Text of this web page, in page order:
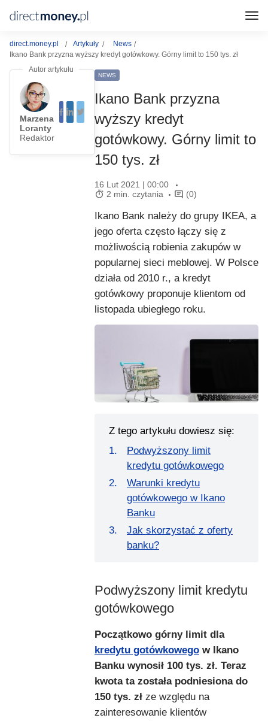
direct.money.pl Artykuły
News
Ikano Bank przyzna wyższy kredyt gotówkowy. Górny limit to 150 tys. zł
Marzena
Loranty
Redaktor
NEWS
Ikano Bank przyzna
wyższy kredyt
gotówkowy. Górny limit to
150 tys. zł
16 Lut 2021 | 00:00
2 min. czytania
(0)
Ikano Bank należy do grupy IKEA, a
jego oferta często łączy się z
możliwością robienia zakupów w
popularnej sieci meblowej. W Polsce
działa od 2010 r., a kredyt
gotówkowy proponuje klientom od
listopada ubiegłego roku.
Z tego artykułu dowiesz się:
Podwyższony limit
kredytu gotówkowego
Warunki kredytu
gotówkowego w Ikano
Banku
Jak skorzystać z oferty
banku?
Podwyższony limit kredytu
gotówkowego
Początkowo górny limit dla
kredytu gotówkowego w Ikano
Banku wynosił 100 tys. zł. Teraz
kwota ta została podniesiona do
150 tys. zł ze względu na
zainteresowanie klientów